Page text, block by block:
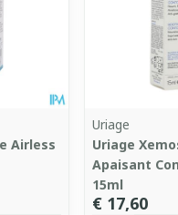
Airless
Uriage
Uriage
Apaisant
15ml
€ 17,60